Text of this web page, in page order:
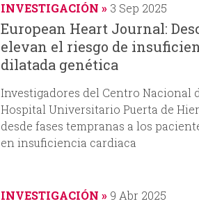
INVESTIGACIÓN 3 Sep 2025
European Heart Journal:
elevan el riesgo de
dilatada genética
Investigadores del Centro Nacional
Hospital Universitario Puerta de
desde fases tempranas a los
en insuficiencia cardiaca
INVESTIGACIÓN 9 Abr 2025